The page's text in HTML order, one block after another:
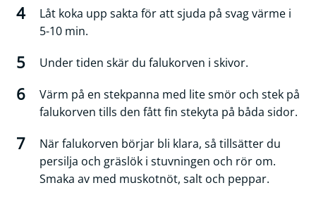
Låt koka upp sakta för att sjuda på svag värme i
5-10 min.
Under tiden skär du falukorven i skivor.
Värm på en stekpanna med lite smör och stek på
falukorven tills den fått fin stekyta på båda sidor.
När falukorven börjar bli klara, så tillsätter du
persilja och gräslök i stuvningen och rör om.
Smaka av med muskotnöt, salt och peppar.